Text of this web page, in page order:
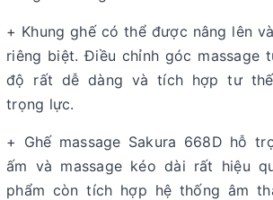
+ Khung ghế có thể được nâng lên
riêng biệt. Điều chỉnh góc massage
độ rất dễ dàng và tích hợp tư thế
trọng lực.
+ Ghế massage Sakura 668D hỗ
ấm và massage kéo dài rất hiệu
phẩm còn tích hợp hệ thống âm